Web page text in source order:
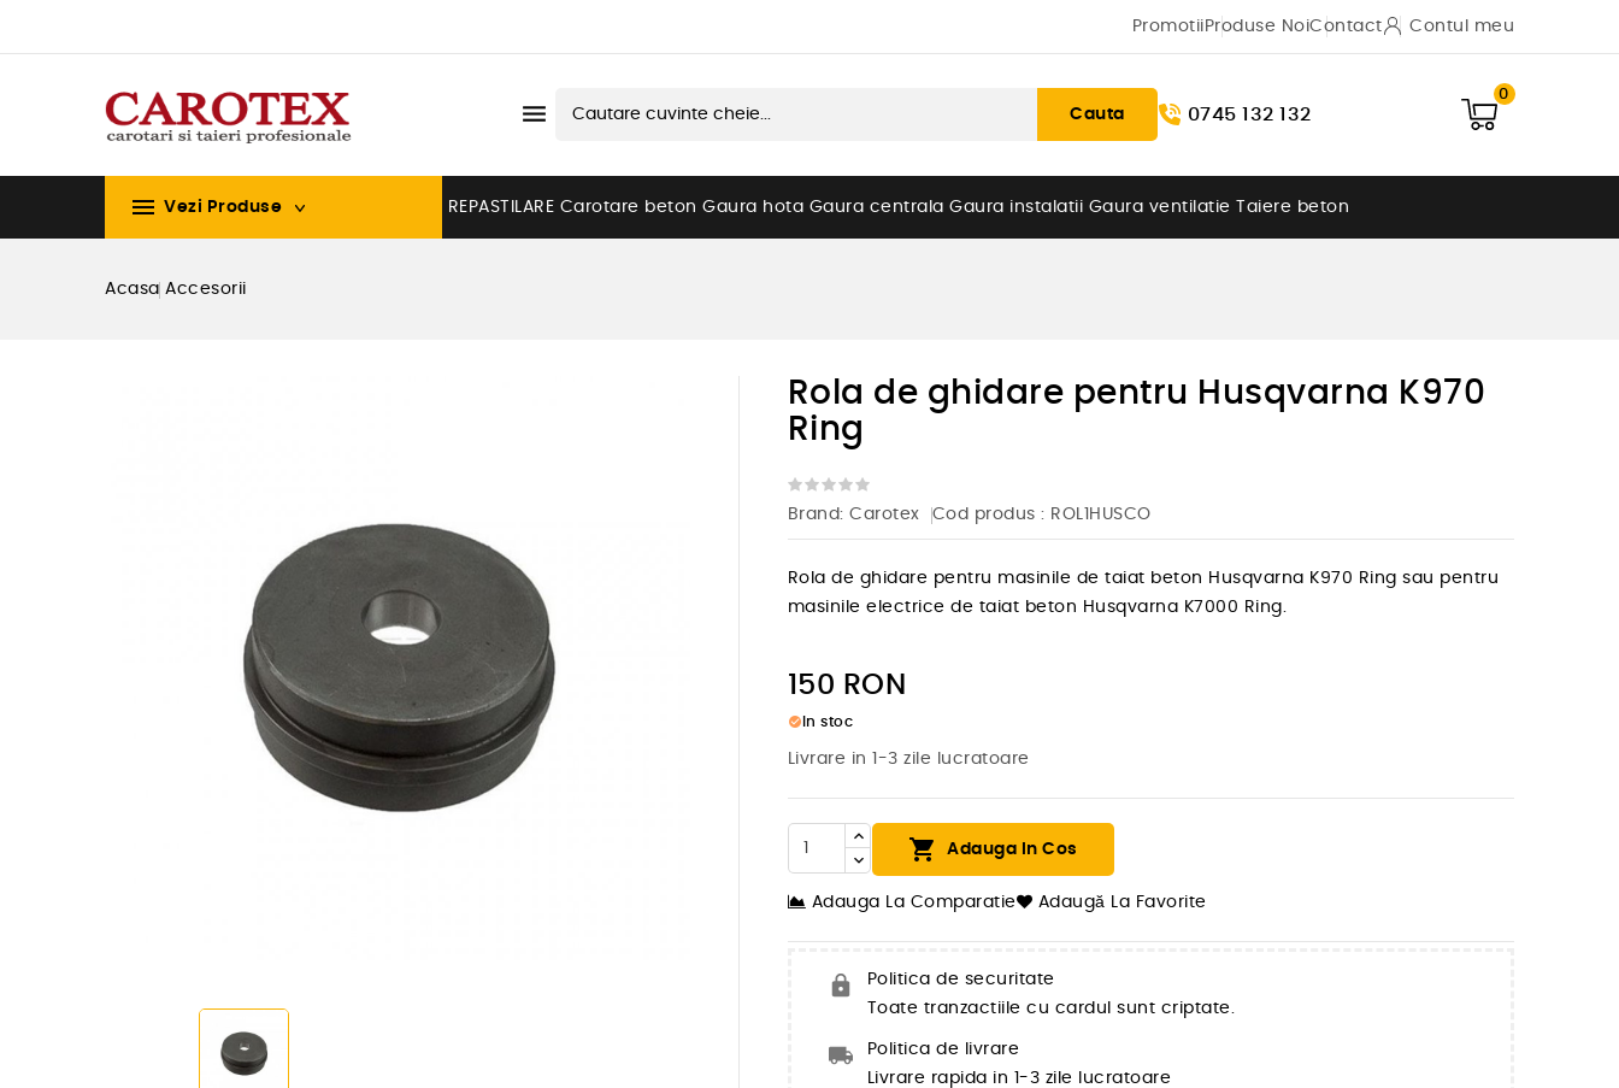
Promotii Produse NoiContact Contul meu
 Cauta 0745 132 132
0
 Vezi Produse REPASTILARE Carotare beton Gaura hota Gaura centrala Gaura instalatii Gaura ventilatie Taiere beton
Acasa Accesorii
Rola de ghidare pentru Husqvarna K970
Ring
Brand: Carotex Cod produs : ROL1HUSCO
Rola de ghidare pentru masinile de taiat beton Husqvarna K970 Ring sau pentru
masinile electrice de taiat beton Husqvarna K7000 Ring.
150 RON
check_circle In stoc
Livrare in 1-3 zile lucratoare
 Adauga In Cos
Adauga La Comparatie Adaugă La Favorite
Politica de securitate
Toate tranzactiile cu cardul sunt criptate.
Politica de livrare
Livrare rapida in 1-3 zile lucratoare